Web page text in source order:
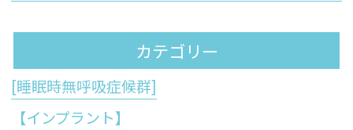
カテゴリー
[睡眠時無呼吸症候群]
【インプラント】